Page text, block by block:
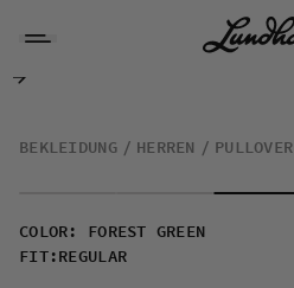
Järpen Fleece M
BEKLEIDUNG HERREN PULLOVER
COLOR :
FOREST GREEN
FIT: REGULAR